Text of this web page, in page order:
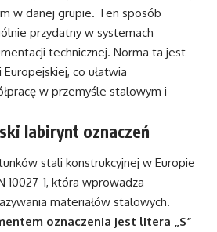
w danej grupie. Ten sposób
przydatny w systemach
technicznej. Norma ta jest
co ułatwia
w przemyśle stalowym i
labirynt oznaczeń
stali konstrukcyjnej w Europie
10027-1, która wprowadza
materiałów stalowych.
oznaczenia jest litera „S”